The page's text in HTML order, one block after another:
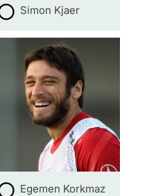
Simon Kjaer
Egemen Korkmaz